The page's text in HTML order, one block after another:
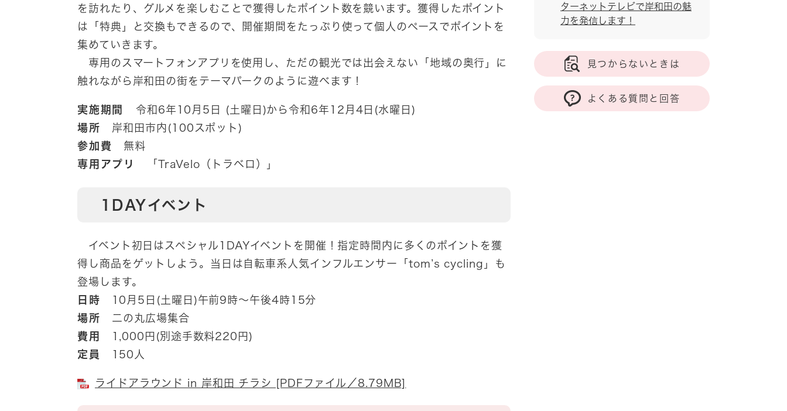
を訪れたり、グルメを楽しむことで獲得したポイント数を競います。獲得したポイント
は「特典」と交換もできるので、開催期間をたっぷり使って個人のペースでポイントを
集めていきます。
専用のスマートフォンアプリを使用し、ただの観光では出会えない「地域の奥行」に
触れながら岸和田の街をテーマパークのように遊べます！
実施期間
令和6年10月5日 (土曜日)から令和6年12月4日(水曜日)
場所 岸和田市内(100スポット)
参加費 無料
専用アプリ
「TraVelo（トラベロ）」
1DAYイベント
イベント初日はスペシャル1DAYイベントを開催！指定時間内に多くのポイントを獲
得し商品をゲットしよう。当日は自転車系人気インフルエンサー「tom’s cycling」も
登場します。
日時 10月5日(土曜日)午前9時～午後4時15分
場所 二の丸広場集合
費用
1,000円(別途手数料220円)
定員
150人
ライドアラウンド in 岸和田 チラシ [PDFファイル／8.79MB]
ターネットテレビで岸和田の魅
力を発信します！
見つからないときは
よくある質問と回答